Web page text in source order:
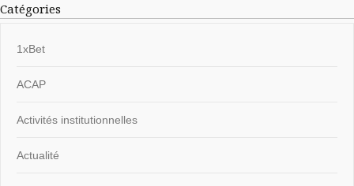
Catégories
1xBet
ACAP
Activités institutionnelles
Actualité